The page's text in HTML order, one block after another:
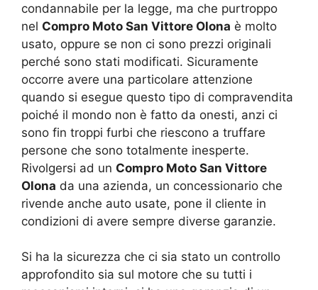
condannabile per la legge, ma che purtroppo
nel Compro Moto San Vittore Olona è molto
usato, oppure se non ci sono prezzi originali
perché sono stati modificati. Sicuramente
occorre avere una particolare attenzione
quando si esegue questo tipo di compravendita
poiché il mondo non è fatto da onesti, anzi ci
sono fin troppi furbi che riescono a truffare
persone che sono totalmente inesperte.
Rivolgersi ad un Compro Moto San Vittore
Olona da una azienda, un concessionario che
rivende anche auto usate, pone il cliente in
condizioni di avere sempre diverse garanzie.
Si ha la sicurezza che ci sia stato un controllo
approfondito sia sul motore che su tutti i